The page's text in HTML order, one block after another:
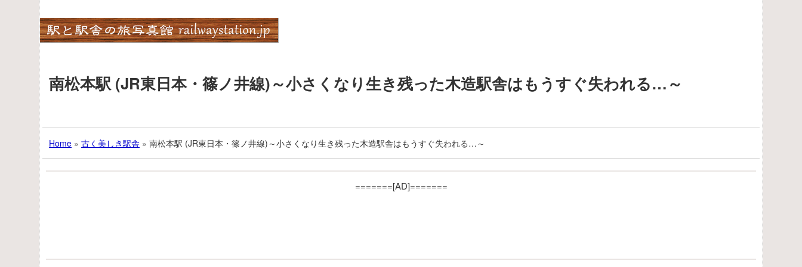
Skip
to
content
南松本駅 (JR東日本・篠ノ井線)～小さくなり生き残った木造駅舎はもうすぐ失われる…～
Home » 古く美しき駅舎 » 南松本駅 (JR東日本・篠ノ井線)～小さくなり生き残った木造駅舎はもうすぐ失われる…～
=======[AD]=======